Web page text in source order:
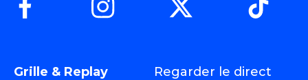
Grille & Replay Regarder le direct